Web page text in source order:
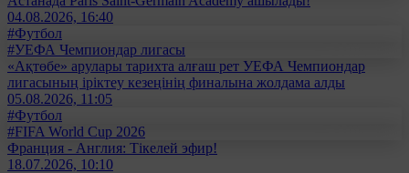
04.08.2026, 16:40
#Футбол
#УЕФА Чемпиондар лигасы
«Ақтөбе» арулары тарихта алғаш рет УЕФА Чемпиондар
лигасының іріктеу кезеңінің финалына жолдама алды
05.08.2026, 11:05
#Футбол
#FIFA World Cup 2026
Франция - Англия: Тікелей эфир!
18.07.2026, 10:10